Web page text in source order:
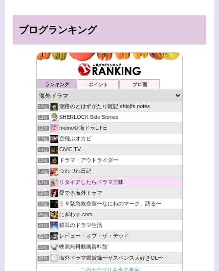
ブログランキング
ランキング ポイント ブロ画
10位 潮路のとはずがたり雑記 shioji's notes
11位 SHERLOCK Side Stories
12位 momo＠海ドラLIFE
13位 空飛ぶオカピ
14位 CiViC TV
15位 ドラマ・アウトライダー
16位 つれづれ日記
17位 リタイアしたらドラマ三昧
18位 愛でる海外ドラマ
19位 ＥＲ緊急救命室〜なにわのマーク、語る〜
20位 にぎわす.com
21位 猫耳のドラマ生活
22位 レビュー・オブ・ザ・デッド
23位 映画無料動画資料館
24位 海外ドラマ鑑賞録〜サスペンス大好きOL〜